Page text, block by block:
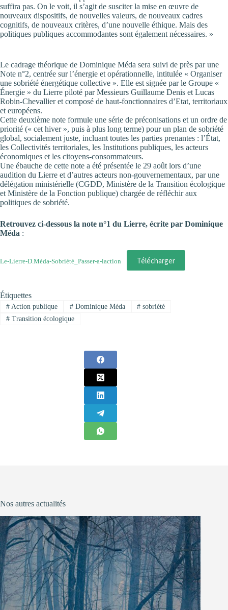
suffira pas. On le voit, il s’agit de susciter la mise en œuvre de
nouveaux dispositifs, de nouvelles valeurs, de nouveaux cadres
cognitifs, de nouveaux critères, d’une nouvelle éthique. Mais des
politiques publiques accommodantes sont également nécessaires. »
Le cadrage théorique de Dominique Méda sera suivi de près par une
Note n°2, centrée sur l’énergie et opérationnelle, intitulée « Organiser
une sobriété énergétique collective ». Elle est signée par le Groupe «
Énergie » du Lierre piloté par Messieurs Guillaume Denis et Lucas
Robin-Chevallier et composé de haut-fonctionnaires d’Etat, territoriaux
et européens.
Cette deuxième note formule une série de préconisations et un ordre de
priorité (« cet hiver », puis à plus long terme) pour un plan de sobriété
global, socialement juste, incluant toutes les parties prenantes : l’État,
les Collectivités territoriales, les Institutions publiques, les acteurs
économiques et les citoyens-consommateurs.
Une ébauche de cette note a été présentée le 29 août lors d’une
audition du Lierre et d’autres acteurs non-gouvernementaux, par une
délégation ministérielle (CGDD, Ministère de la Transition écologique
et Ministère de la Fonction publique) chargée de réfléchir aux
politiques de sobriété.
Retrouvez ci-dessous la note n°1 du Lierre, écrite par Dominique
Méda :
Le-Lierre-D.Méda-Sobriété_Passer-a-laction Télécharger
Étiquettes
#Action publique #Dominique Méda # sobriété
#Transition écologique
Nos autres actualités